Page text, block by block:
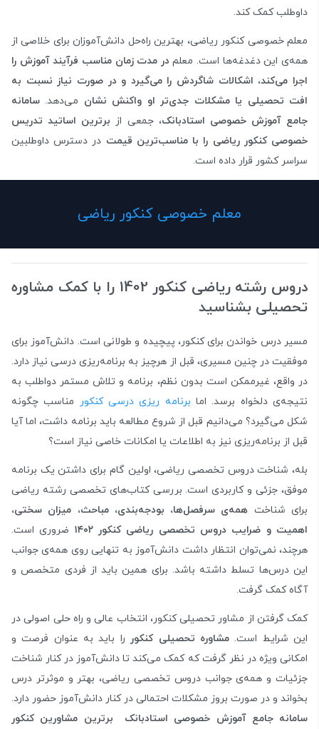
داوطلب کمک کند.
معلم خصوصی کنکور ریاضی، بهترین راه‌حل دانش‌آموزان برای خلاصی از
همه‌ی این دغدغه‌ها است. معلم در مدت زمان مناسب فرآیند آموزش را
اجرا می‌کند، اشکالات شاگردش را می‌گیرد و در صورت نیاز نسبت به
افت تحصیلی یا مشکلات جدی‌تر او واکنش نشان می‌دهد. سامانه
جامع آموزش خصوصی استادبانک، جمعی از برترین اساتید تدریس
خصوصی کنکور ریاضی را با مناسب‌ترین قیمت در دسترس داوطلبین
سراسر کشور قرار داده است.
معلم خصوصی کنکور ریاضی
دروس رشته ریاضی کنکور 1402 را با کمک مشاوره
تحصیلی بشناسید
مسیر درس خواندن برای کنکور، پیچیده و طولانی است. دانش‌آموز برای
موفقیت در چنین مسیری، قبل از هرچیز به برنامه‌ریزی درسی نیاز دارد.
در واقع، غیرممکن است بدون نظم، برنامه و تلاش مستمر دواطلب به
نتیجه‌ی دلخواه برسد. اما برنامه ‌ریزی درسی کنکور
مناسب چگونه
شکل می‌گیرد؟ می‌دانیم قبل از شروع مطالعه باید برنامه داشت، اما آیا
قبل از برنامه‌ریزی نیز به اطلاعات یا امکانات خاصی نیاز است؟
بله، شناخت دروس تخصصی ریاضی، اولین گام برای داشتن یک برنامه
موفق، جزئی و کاربردی است. بررسی کتاب‌های تخصصی رشته ریاضی
برای شناخت همه‌ی سرفصل‌ها، بودجه‌بندی، مباحث، میزان سختی،
اهمیت و ضرایب دروس تخصصی ریاضی کنکور۱۴۰۲ ضروری است.
هرچند، نمی‌توان انتظار داشت دانش‌آموز به تنهایی روی همه‌ی جوانب
این درس‌ها تسلط داشته باشد. برای همین باید از فردی متخصص و
آگاه کمک گرفت.
کمک گرفتن از مشاور تحصیلی کنکور، انتخاب عالی و راه‌ حلی اصولی در
این شرایط است.مشاوره تحصیلی کنکور را باید به عنوان فرصت و
امکانی ویژه در نظر گرفت که کمک می‌کند تا دانش‌آموز در کنار شناخت
جزئیات و همه‌ی جوانب دروس تخصصی ریاضی، بهتر و موثرتر درس
بخواند و در صورت بروز مشکلات احتمالی در کنار دانش‌آموز حضور دارد.
سامانه جامع آموزش خصوصی استادبانک
برترین مشاورین کنکور